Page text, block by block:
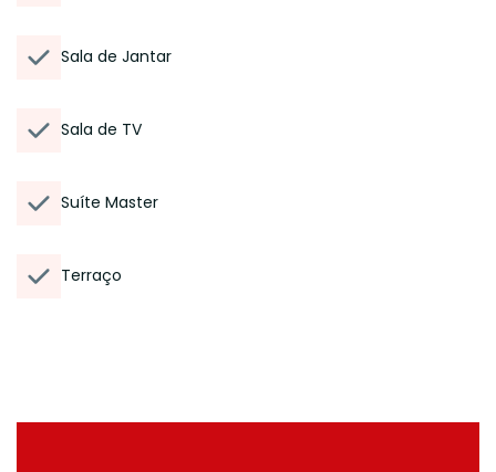
Sala de Jantar
Sala de TV
Suíte Master
Terraço